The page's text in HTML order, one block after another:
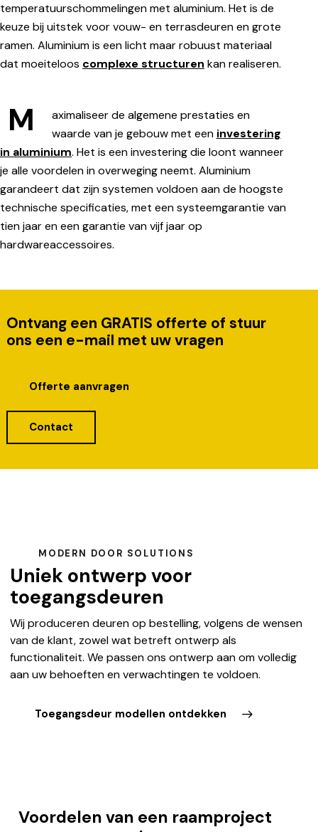
temperatuurschommelingen met aluminium. Het is de
keuze bij uitstek voor vouw- en terrasdeuren en grote
ramen. Aluminium is een licht maar robuust materiaal
dat moeiteloos complexe structuren kan realiseren.
M
aximaliseer de algemene prestaties en
waarde van je gebouw met een investering
in aluminium. Het is een investering die loont wanneer
je alle voordelen in overweging neemt. Aluminium
garandeert dat zijn systemen voldoen aan de hoogste
technische specificaties, met een systeemgarantie van
tien jaar en een garantie van vijf jaar op
hardwareaccessoires.
Ontvang een GRATIS offerte of stuur
ons een e-mail met uw vragen
Offerte aanvragen
Contact
MODERN DOOR SOLUTIONS
Uniek ontwerp voor
toegangsdeuren
Wij produceren deuren op bestelling, volgens de wensen
van de klant, zowel wat betreft ontwerp als
functionaliteit. We passen ons ontwerp aan om volledig
aan uw behoeften en verwachtingen te voldoen.
Toegangsdeur modellen ontdekken
Voordelen van een raamproject